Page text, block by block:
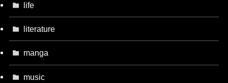
life
literature
manga
music